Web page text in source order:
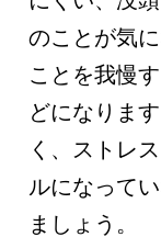
のことが気
ことを我慢
どになりま
く、ストレ
ルになって
ましょう。